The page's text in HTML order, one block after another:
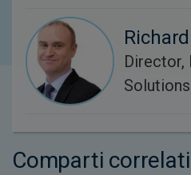
Director,
Solutions
Comparti correlati